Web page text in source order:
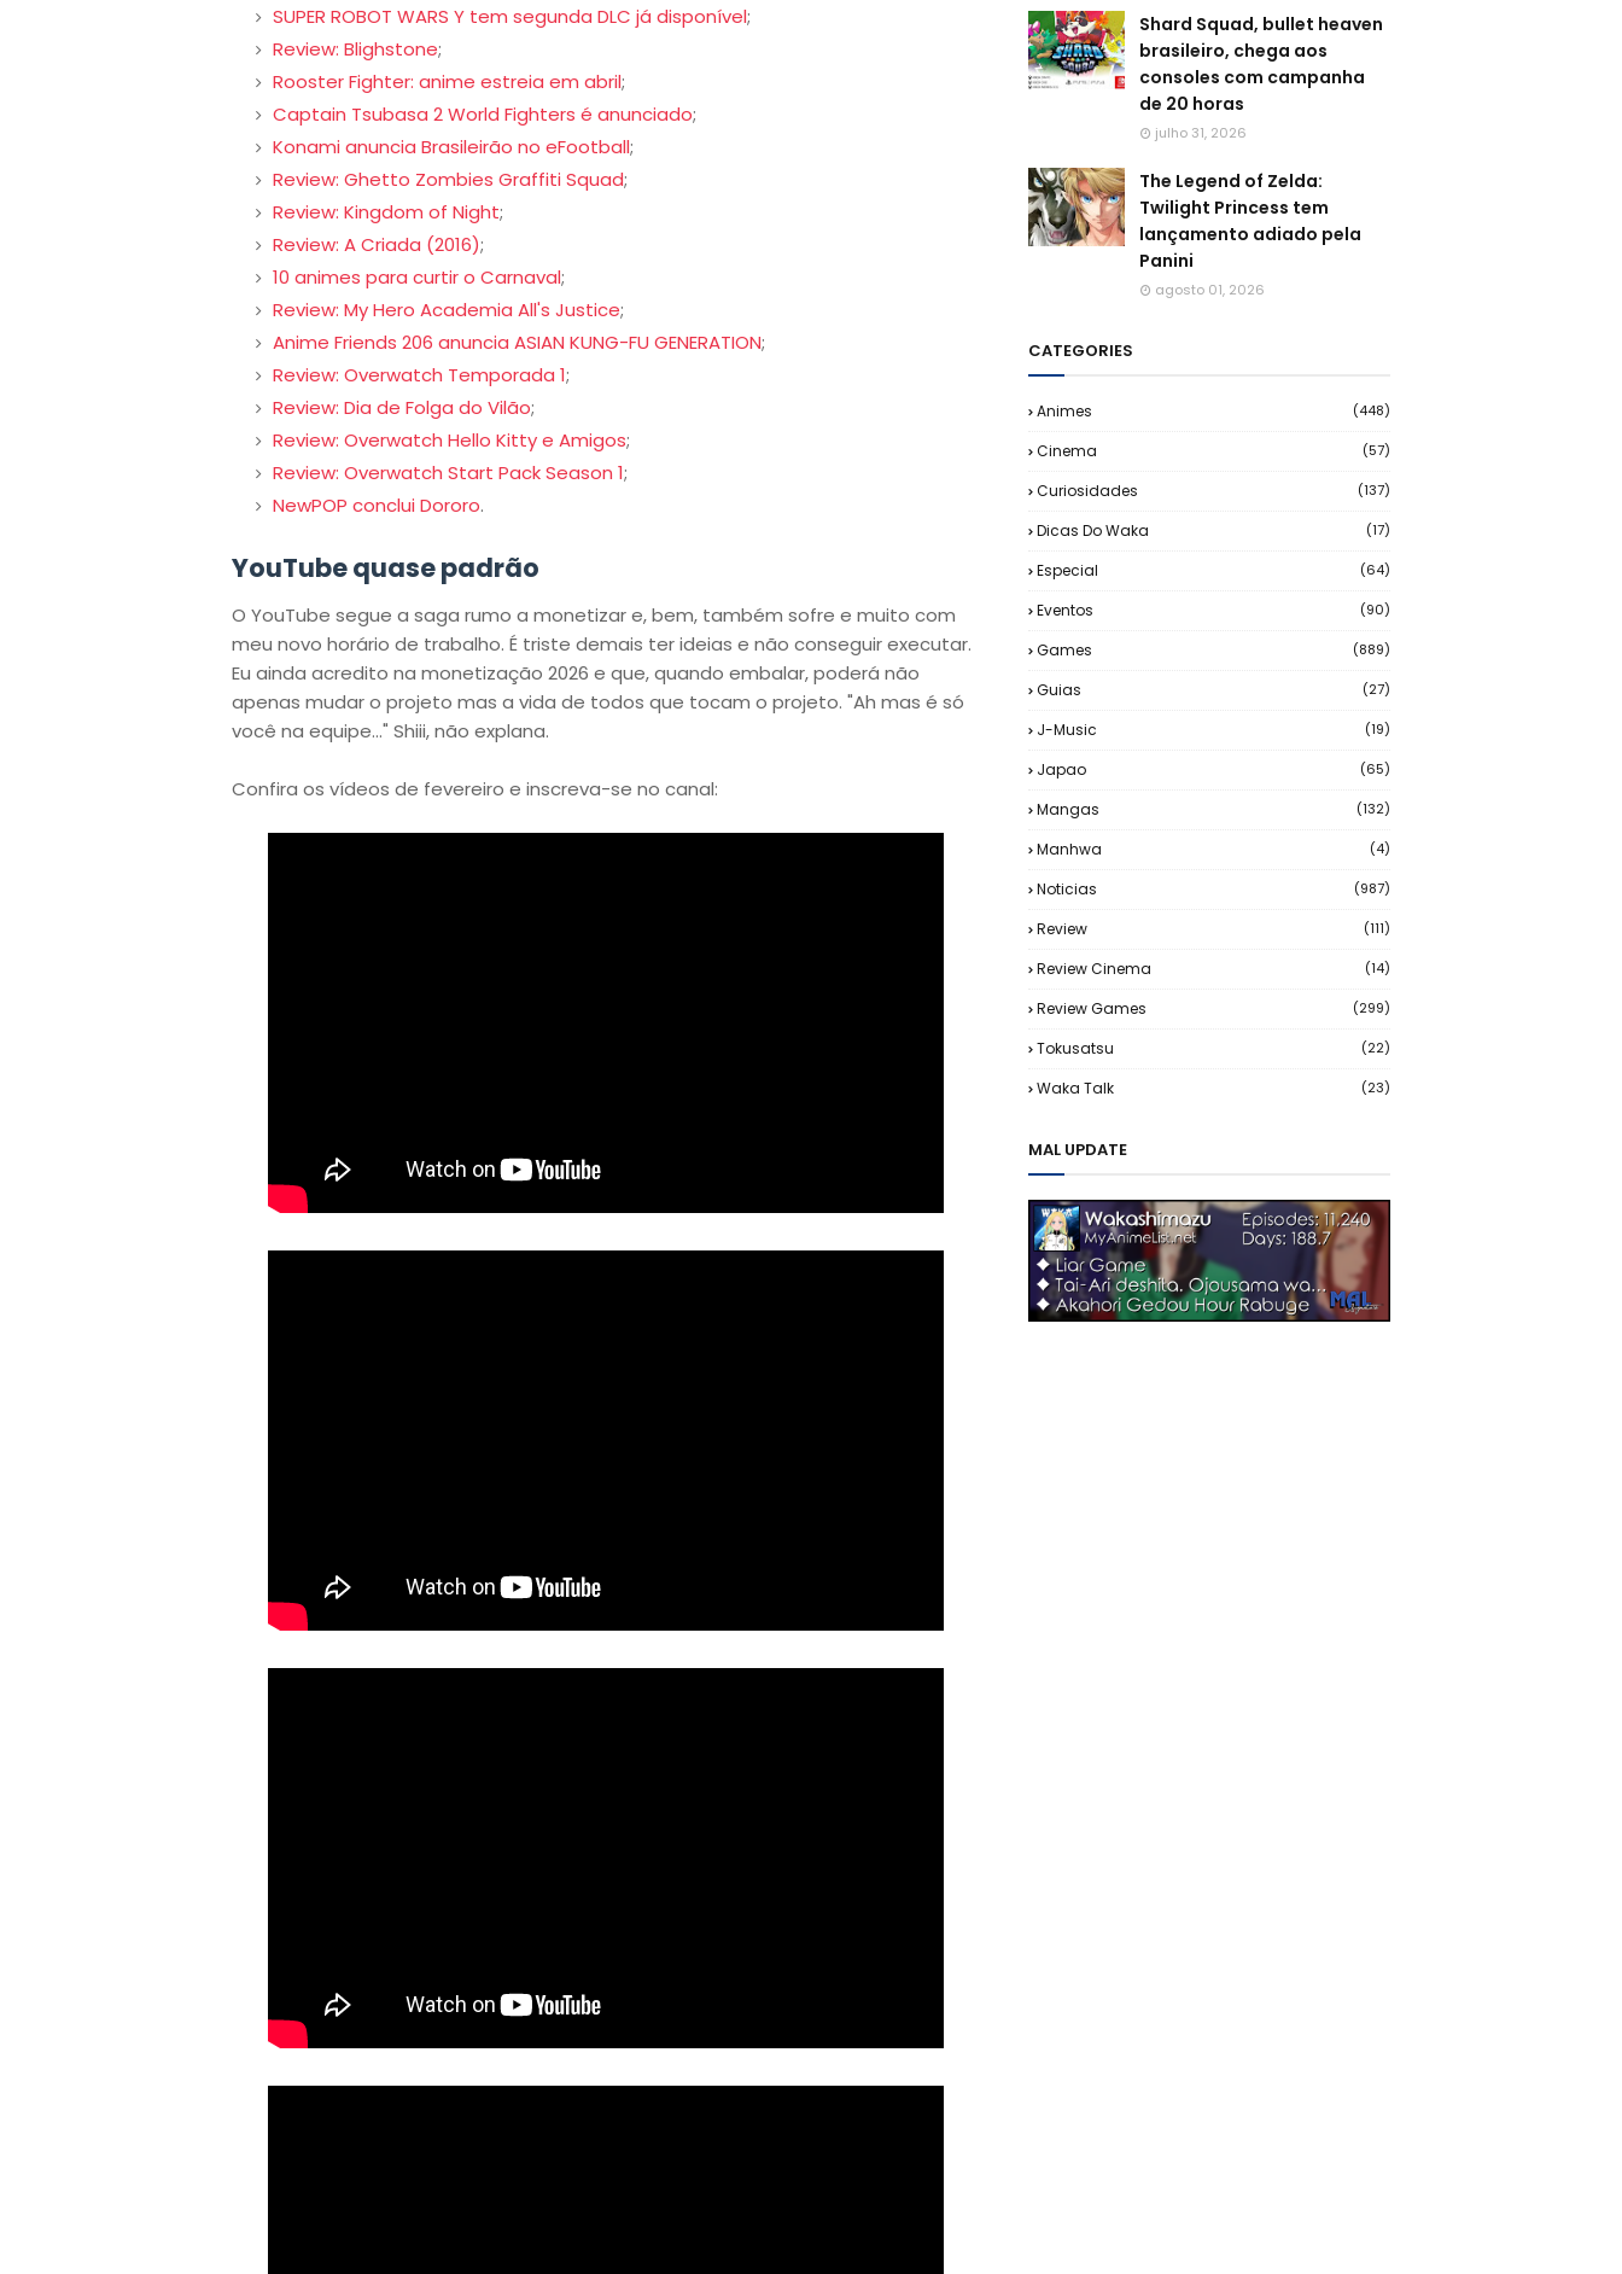
SUPER ROBOT WARS Y tem segunda DLC já disponível;
Review: Blighstone;
Rooster Fighter: anime estreia em abril;
Captain Tsubasa 2 World Fighters é anunciado;
Konami anuncia Brasileirão no eFootball;
Review: Ghetto Zombies Graffiti Squad;
Review: Kingdom of Night;
Review: A Criada (2016);
10 animes para curtir o Carnaval;
Review: My Hero Academia All's Justice;
Anime Friends 206 anuncia ASIAN KUNG-FU GENERATION;
Review: Overwatch Temporada 1;
Review: Dia de Folga do Vilão;
Review: Overwatch Hello Kitty e Amigos;
Review: Overwatch Start Pack Season 1;
NewPOP conclui Dororo.
YouTube quase padrão
O YouTube segue a saga rumo a monetizar e, bem, também sofre e muito com
meu novo horário de trabalho. É triste demais ter ideias e não conseguir executar.
Eu ainda acredito na monetização 2026 e que, quando embalar, poderá não
apenas mudar o projeto mas a vida de todos que tocam o projeto. "Ah mas é só
você na equipe..." Shiii, não explana.
Confira os vídeos de fevereiro e inscreva-se no canal:
Shard Squad, bullet heaven
brasileiro, chega aos
consoles com campanha
de 20 horas
julho 31, 2026
The Legend of Zelda:
Twilight Princess tem
lançamento adiado pela
Panini
agosto 01, 2026
CATEGORIES
Animes (448)
Cinema (57)
Curiosidades (137)
Dicas Do Waka (17)
Especial (64)
Eventos (90)
Games (889)
Guias (27)
J-Music (19)
Japao (65)
Mangas (132)
Manhwa (4)
Noticias (987)
Review (111)
Review Cinema (14)
Review Games (299)
Tokusatsu (22)
Waka Talk (23)
MAL UPDATE